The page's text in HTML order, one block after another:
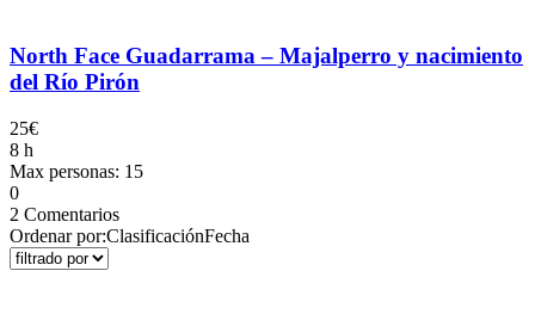
North Face Guadarrama – Majalperro y nacimiento
del Río Pirón
25€
8 h
Max personas: 15
0
2 Comentarios
Ordenar por:ClasificaciónFecha